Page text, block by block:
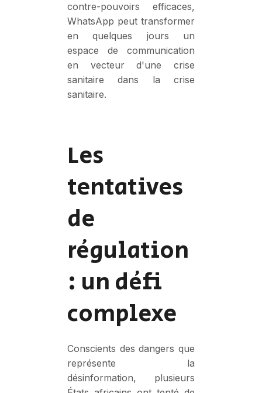
contre-pouvoirs efficaces,
WhatsApp peut transformer
en quelques jours un
espace de communication
en vecteur d'une crise
sanitaire dans la crise
sanitaire.
Les
tentatives
de
régulation
: un défi
complexe
Conscients des dangers que
représente la
désinformation, plusieurs